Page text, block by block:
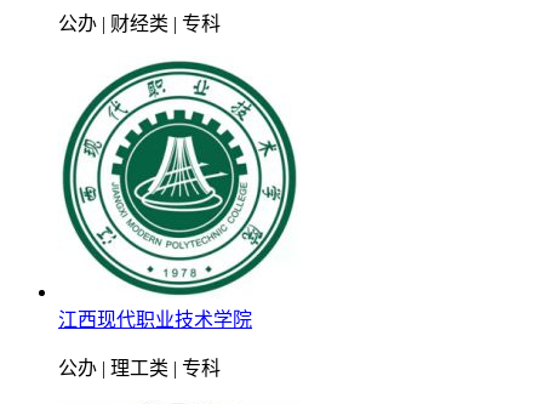
公办 | 财经类 | 专科
江西现代职业技术学院
公办 | 理工类 | 专科